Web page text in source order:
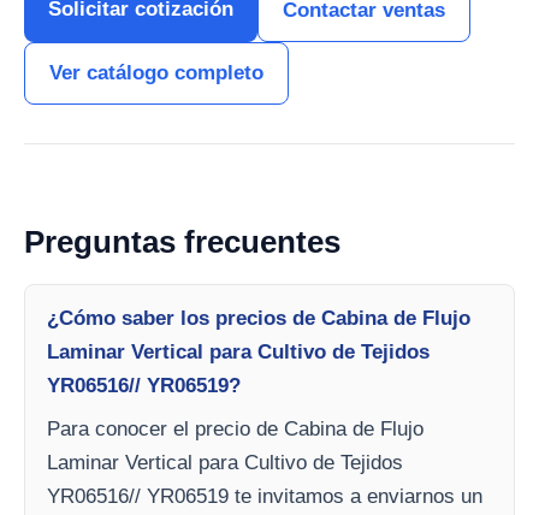
Solicitar cotización Contactar ventas
Ver catálogo completo
Preguntas frecuentes
¿Cómo saber los precios de Cabina de Flujo
Laminar Vertical para Cultivo de Tejidos
YR06516// YR06519?
Para conocer el precio de Cabina de Flujo
Laminar Vertical para Cultivo de Tejidos
YR06516// YR06519 te invitamos a enviarnos un